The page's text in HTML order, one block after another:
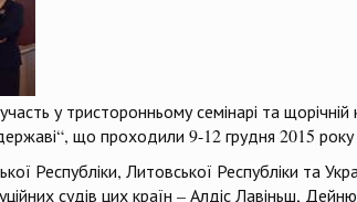
у тристоронньому семінарі та
що проходили 9-12 грудня 2015 року
Республіки, Литовської Республіки та
судів цих країн – Алдіс Лавіньш,